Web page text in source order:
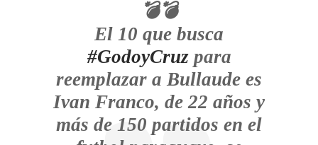
💣💣
El 10 que busca
#GodoyCruzpara
reemplazar a Bullaude es
Ivan Franco, de 22 años y
más de 150 partidos en el